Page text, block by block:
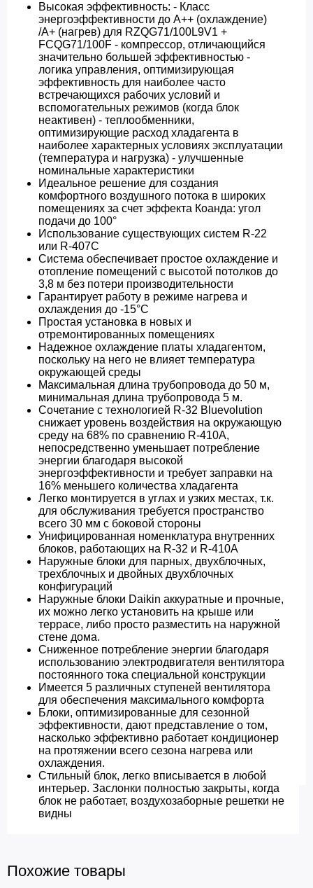
Высокая эффективность: - Класс
энергоэффективности до A++ (охлаждение)
/A+ (нагрев) для RZQG71/100L9V1 +
FCQG71/100F - компрессор, отличающийся
значительно большей эффективностью -
логика управления, оптимизирующая
эффективность для наиболее часто
встречающихся рабочих условий и
вспомогательных режимов (когда блок
неактивен) - теплообменники,
оптимизирующие расход хладагента в
наиболее характерных условиях эксплуатации
(температура и нагрузка) - улучшенные
номинальные характеристики
Идеальное решение для создания
комфортного воздушного потока в широких
помещениях за счет эффекта Коанда: угол
подачи до 100°
Использование существующих систем R-22
или R-407C
Система обеспечивает простое охлаждение и
отопление помещений с высотой потолков до
3,8 м без потери производительности
Гарантирует работу в режиме нагрева и
охлаждения до -15°C
Простая установка в новых и
отремонтированных помещениях
Надежное охлаждение платы хладагентом,
поскольку на него не влияет температура
окружающей среды
Максимальная длина трубопровода до 50 м,
минимальная длина трубопровода 5 м.
Сочетание с технологией R-32 Bluevolution
снижает уровень воздействия на окружающую
среду на 68% по сравнению R-410A,
непосредственно уменьшает потребление
энергии благодаря высокой
энергоэффективности и требует заправки на
16% меньшего количества хладагента
Легко монтируется в углах и узких местах, т.к.
для обслуживания требуется пространство
всего 30 мм с боковой стороны
Унифицированная номенклатура внутренних
блоков, работающих на R-32 и R-410A
Наружные блоки для парных, двухблочных,
трехблочных и двойных двухблочных
конфигураций
Наружные блоки Daikin аккуратные и прочные,
их можно легко установить на крыше или
террасе, либо просто разместить на наружной
стене дома.
Сниженное потребление энергии благодаря
использованию электродвигателя вентилятора
постоянного тока специальной конструкции
Имеется 5 различных ступеней вентилятора
для обеспечения максимального комфорта
Блоки, оптимизированные для сезонной
эффективности, дают представление о том,
насколько эффективно работает кондиционер
на протяжении всего сезона нагрева или
охлаждения.
Стильный блок, легко вписывается в любой
интерьер. Заслонки полностью закрыты, когда
блок не работает, воздухозаборные решетки не
видны
Похожие товары